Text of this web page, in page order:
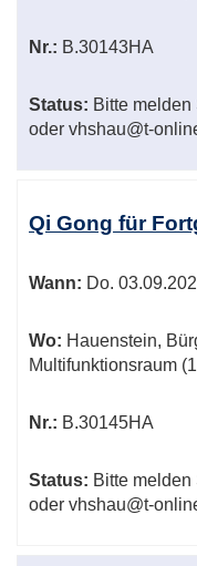
Nr.: B.30143HA
Status: Bitte
oder vhshau@t-
Qi Gong für
Wann: Do.
Wo: Hauenstein,
Multifunktionsraum
Nr.: B.30145HA
Status: Bitte
oder vhshau@t-